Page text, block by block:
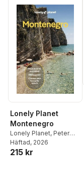
Lonely Planet
Montenegro
Lonely Planet, Peter
Dragicevich,
Raub
Häftad, 2026
215 kr